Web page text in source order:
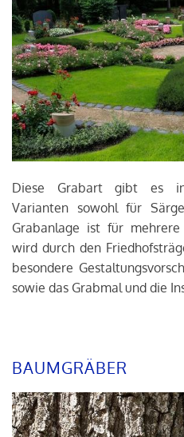
Diese Grabart gibt es in
Varianten sowohl für
Grabanlage ist für
wird durch den
besondere
sowie das Grabmal und die
BAUMGRÄBER